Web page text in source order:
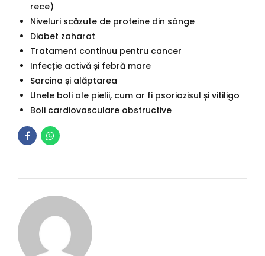
rece)
Niveluri scăzute de proteine ​​din sânge
Diabet zaharat
Tratament continuu pentru cancer
Infecție activă și febră mare
Sarcina și alăptarea
Unele boli ale pielii, cum ar fi psoriazisul și vitiligo
Boli cardiovasculare obstructive